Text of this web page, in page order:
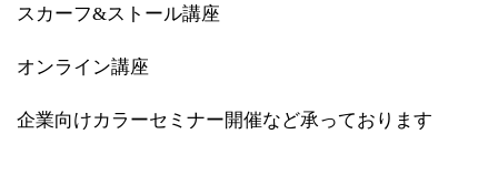
スカーフ&ストール講座
オンライン講座
企業向けカラーセミナー開催など承っております